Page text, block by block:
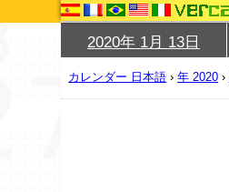
2020年 1月 13日
カレンダー 日本語 ›年 2020 ›